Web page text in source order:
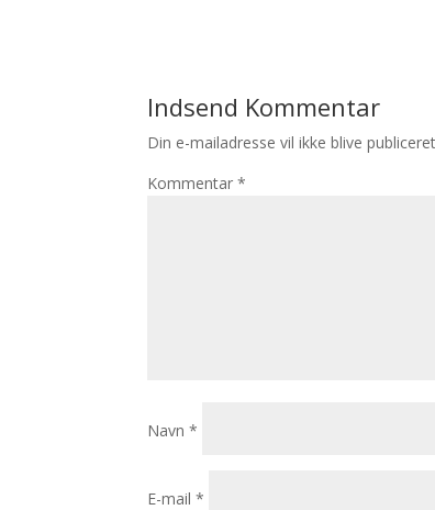
Indsend Kommentar
Din e-mailadresse vil ikke blive
Kommentar*
Navn*
E-mail*